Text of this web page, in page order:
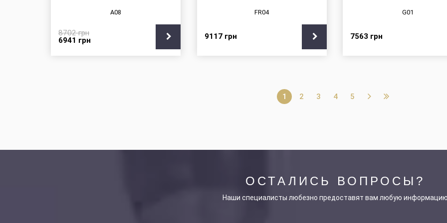
A08
8702грн
6941 грн
FR04
9117 грн
G01
7563 грн
1 2 3 4 5
ОСТАЛИСЬ ВОПРОСЫ?
Наши специалисты любезно предоставят вам любую